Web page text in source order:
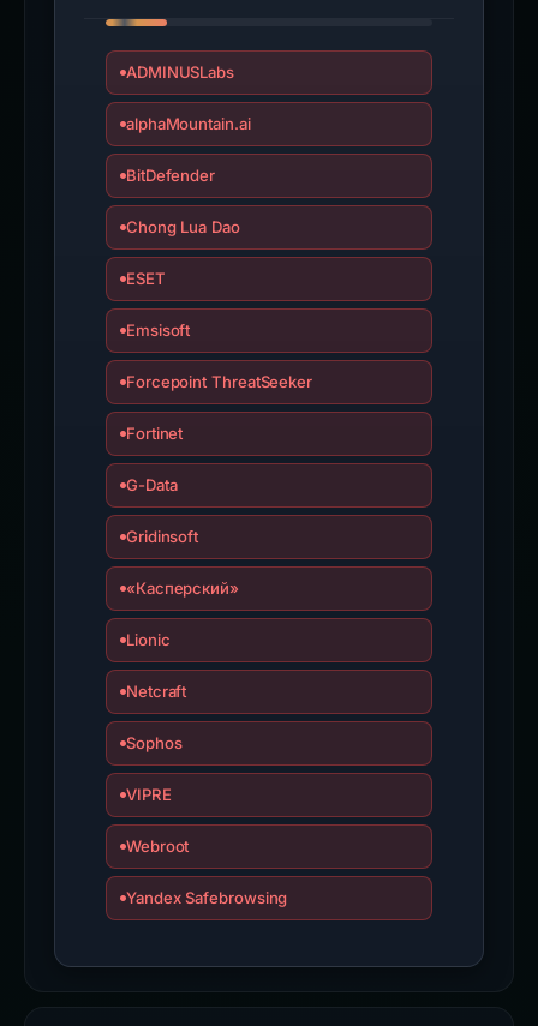
ADMINUSLabs
alphaMountain.ai
BitDefender
Chong Lua Dao
ESET
Emsisoft
Forcepoint ThreatSeeker
Fortinet
G-Data
Gridinsoft
«Касперский»
Lionic
Netcraft
Sophos
VIPRE
Webroot
Yandex Safebrowsing